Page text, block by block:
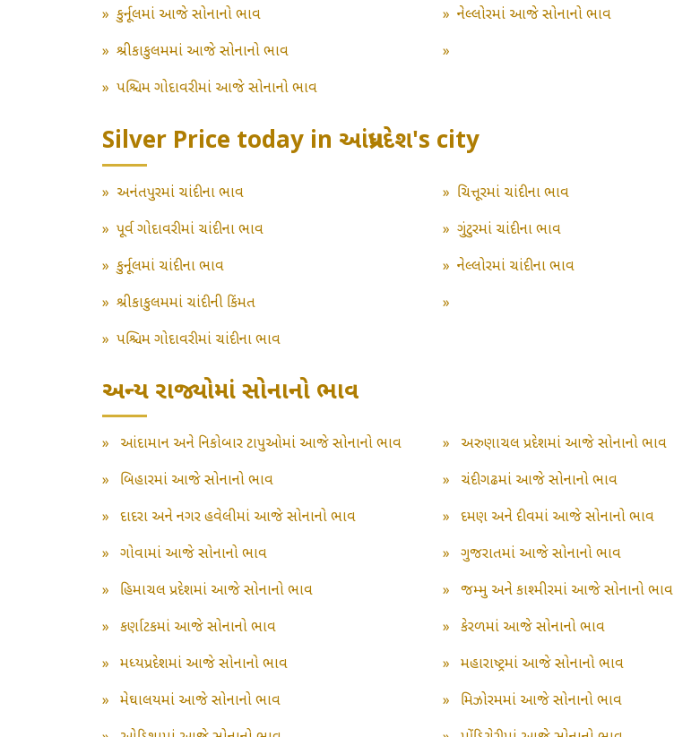
»કુર્નૂલમાં આજે સોનાનો ભાવ » નેલ્લોરમાં આજે સોનાનો ભાવ
» શ્રીકાકુલમમાં આજે સોનાનો ભાવ »
» પશ્ચિમ ગોદાવરીમાં આજે સોનાનો ભાવ
Silver Price today in આંધ્રપ્રદેશ's city
» અનંતપુરમાં ચાંદીના ભાવ » ચિત્તૂરમાં ચાંદીના ભાવ
» પૂર્વ ગોદાવરીમાં ચાંદીના ભાવ » ગુંટુરમાં ચાંદીના ભાવ
»કુર્નૂલમાં ચાંદીના ભાવ » નેલ્લોરમાં ચાંદીના ભાવ
» શ્રીકાકુલમમાં ચાંદીની કિંમત »
» પશ્ચિમ ગોદાવરીમાં ચાંદીના ભાવ
અન્ય રાજ્યોમાં સોનાનો ભાવ
» આંદામાન અને નિકોબાર ટાપુઓમાં આજે સોનાનો ભાવ » અરુણાચલ પ્રદેશમાં આજે સોનાનો ભાવ
»
બિહારમાં આજે સોનાનો ભાવ » ચંદીગઢમાં આજે સોનાનો ભાવ
»
દાદરા અને નગર હવેલીમાં આજે સોનાનો ભાવ » દમણ અને દીવમાં આજે સોનાનો ભાવ
»
ગોવામાં આજે સોનાનો ભાવ » ગુજરાતમાં આજે સોનાનો ભાવ
»
હિમાચલ પ્રદેશમાં આજે સોનાનો ભાવ » જમ્મુ અને કાશ્મીરમાં આજે સોનાનો ભાવ
»
કર્ણાટકમાં આજે સોનાનો ભાવ » કેરળમાં આજે સોનાનો ભાવ
»
મધ્યપ્રદેશમાં આજે સોનાનો ભાવ » મહારાષ્ટ્રમાં આજે સોનાનો ભાવ
»
મેઘાલયમાં આજે સોનાનો ભાવ » મિઝોરમમાં આજે સોનાનો ભાવ